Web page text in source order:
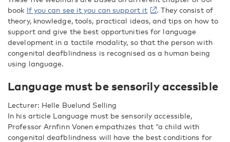
book If you can see it you can support it
. They consist of
theory, knowledge, tools, practical ideas, and tips on how to
support and give the best opportunities for language
development in a tactile modality, so that the person with
congenital deafblindness is recognised as a human being
using language.
Language must be sensorily accessible
Lecturer: Helle Buelund Selling
In his article Language must be sensorily accessible,
Professor Arnfinn Vonen empathizes that “a child with
congenital deafblindness will have the best conditions for